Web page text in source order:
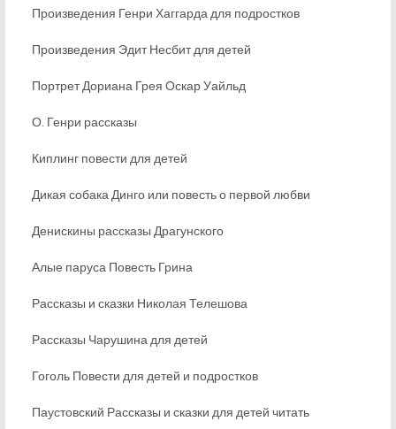
Произведения Генри Хаггарда для подростков
Произведения Эдит Несбит для детей
Портрет Дориана Грея Оскар Уайльд
О. Генри рассказы
Киплинг повести для детей
Дикая собака Динго или повесть о первой любви
Денискины рассказы Драгунского
Алые паруса Повесть Грина
Рассказы и сказки Николая Телешова
Рассказы Чарушина для детей
Гоголь Повести для детей и подростков
Паустовский Рассказы и сказки для детей читать